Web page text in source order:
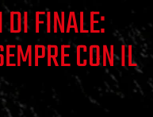
FINALE:
CON IL